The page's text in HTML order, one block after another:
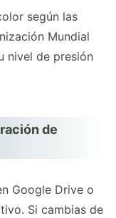
según las
Mundial
nivel de presión
de
Google Drive o
Si cambias de